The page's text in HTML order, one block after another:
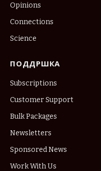
Opinions
Connections
Science
ПОДДРШКА
Subscriptions
Customer Support
Bulk Packages
Newsletters
Sponsored News
Work With Us